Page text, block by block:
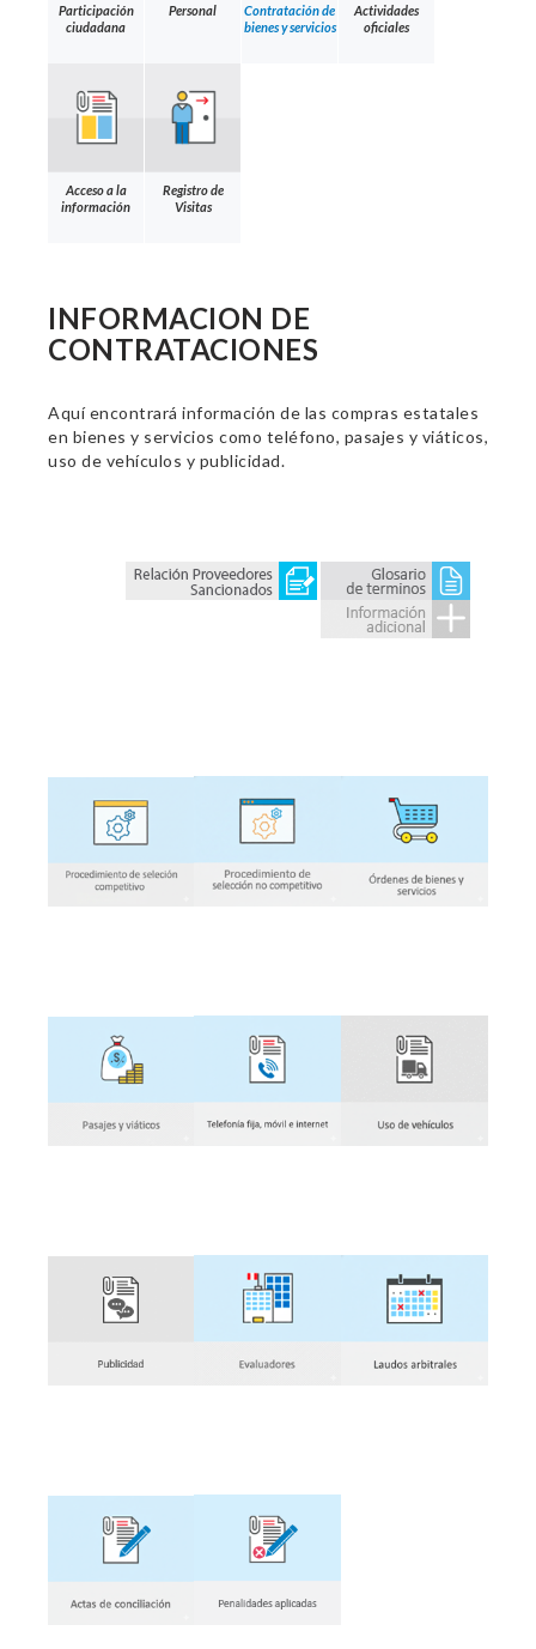
Participación
ciudadana
Personal
Contratación de
bienes y servicios
Actividades
oficiales
Acceso a la
información
Registro de
Visitas
INFORMACION DE
CONTRATACIONES
Aquí encontrará información de las compras estatales
en bienes y servicios como teléfono, pasajes y viáticos,
uso de vehículos y publicidad.